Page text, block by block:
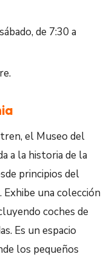
de 7:30 a
el Museo del
a la historia de la
principios del
Exhibe una colección
coches de
Es un espacio
los pequeños